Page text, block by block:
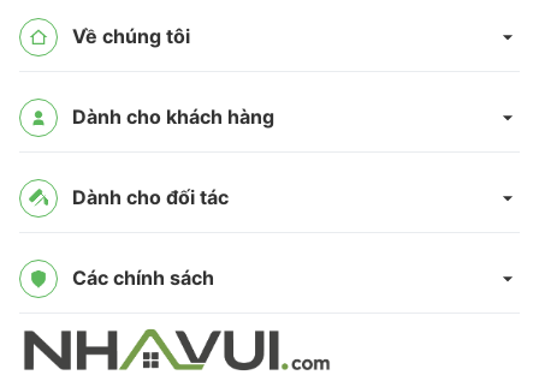
Về chúng tôi
Dành cho khách hàng
Dành cho đối tác
Các chính sách